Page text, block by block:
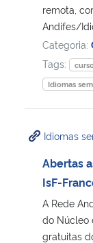
remota,
Andifes/
Categoria:
Tags:
Idiomas
Idiomas
Abertas
IsF-
A Rede
do Núcleo
gratuitas